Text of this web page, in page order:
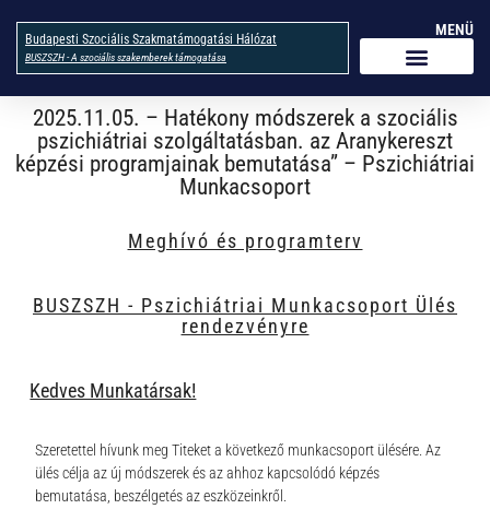
Budapesti Szociális Szakmatámogatási Hálózat
BUSZSZH - A szociális szakemberek támogatása
MENÜ
2025.11.05. – Hatékony módszerek a szociális
pszichiátriai szolgáltatásban. az Aranykereszt
képzési programjainak bemutatása” – Pszichiátriai
Munkacsoport
Meghívó és programterv
BUSZSZH - Pszichiátriai Munkacsoport Ülés
rendezvényre
Kedves Munkatársak!
Szeretettel hívunk meg Titeket a következő munkacsoport ülésére. Az
ülés célja az új módszerek és az ahhoz kapcsolódó képzés
bemutatása, beszélgetés az eszközeinkről.